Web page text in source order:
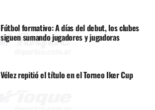
Fútbol formativo: A días del debut, los clubes
siguen sumando jugadores y jugadoras
Vélez repitió el título en el Torneo Iker Cup